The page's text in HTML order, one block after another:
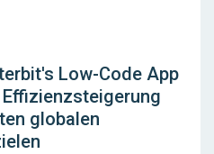
Low-Code App
globalen